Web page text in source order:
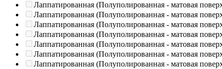
Лаппатированная (Полуполированная - матовая
Лаппатированная (Полуполированная - матовая
Лаппатированная (Полуполированная - матовая
Лаппатированная (Полуполированная - матовая
Лаппатированная (Полуполированная - матовая
Лаппатированная (Полуполированная - матовая
Лаппатированная (Полуполированная - матовая